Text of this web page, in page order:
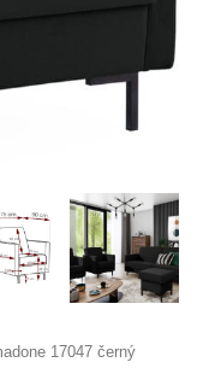
17047 černý